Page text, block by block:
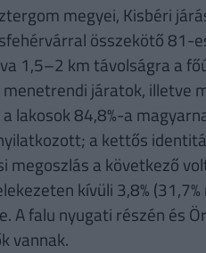
megyei, Kisbéri
összekötő 81-
1,5–2 km távolságra a
járatok, illetve
84,8%-a
a kettős
megoszlás a következő
kívüli 3,8%
A falu nyugati részén és
vannak.